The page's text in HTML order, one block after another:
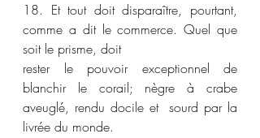
18. Et tout doit disparaître, pourtant,
comme a dit le commerce. Quel que
soit le prisme, doit
rester le pouvoir exceptionnel de
blanchir le corail; nègre à crabe
aveuglé, rendu docile et  sourd par la
livrée du monde.